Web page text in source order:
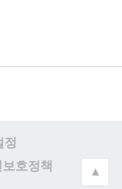
정
호정책
▲